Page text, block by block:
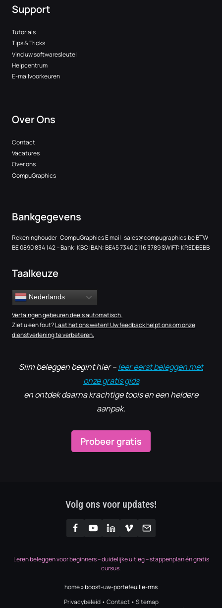
Support
Tutorials
Tips & Tricks
Vind uw softwaresleutel
Helpcentrum
E-mailvoorkeuren
Over Ons
Contact
Vacatures
Over ons
CompuGraphics
Bankgegevens
Rekeninghouder: CompuGraphics E mail:sales@compugraphics.beBTW
BE 0890 834 142 – Bank: KBC IBAN: BE45 7340 2116 3789 SWIFT: KREDBEBB
Taalkeuze
Nederlands
Vertalngen gebeuren deels automatisch.
Ziet u een fout?Laat het ons weten! Uw feedback helpt ons om onze
dienstverlening te verbeteren.
Slim beleggen begint hier –leer eerst beleggen met
onze gratis gids
en ontdek daarna krachtige tools en een heldere
aanpak.
Probeer gratis
Volg ons voor updates!
Leren beleggen voor beginners – duidelijke uitleg – stappenplan én gratis
cursus.
home»boost-uw-portefeuille-rms
Privacybeleid • Contact• Sitemap